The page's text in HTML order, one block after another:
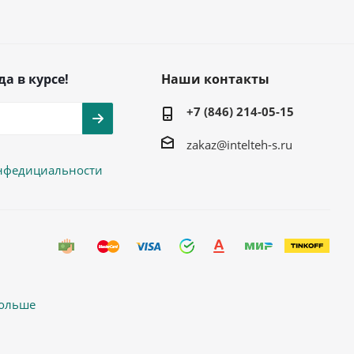
в курсе! Наши контакты
+7 (846) 214-05-15
zakaz@intelteh-s.ru